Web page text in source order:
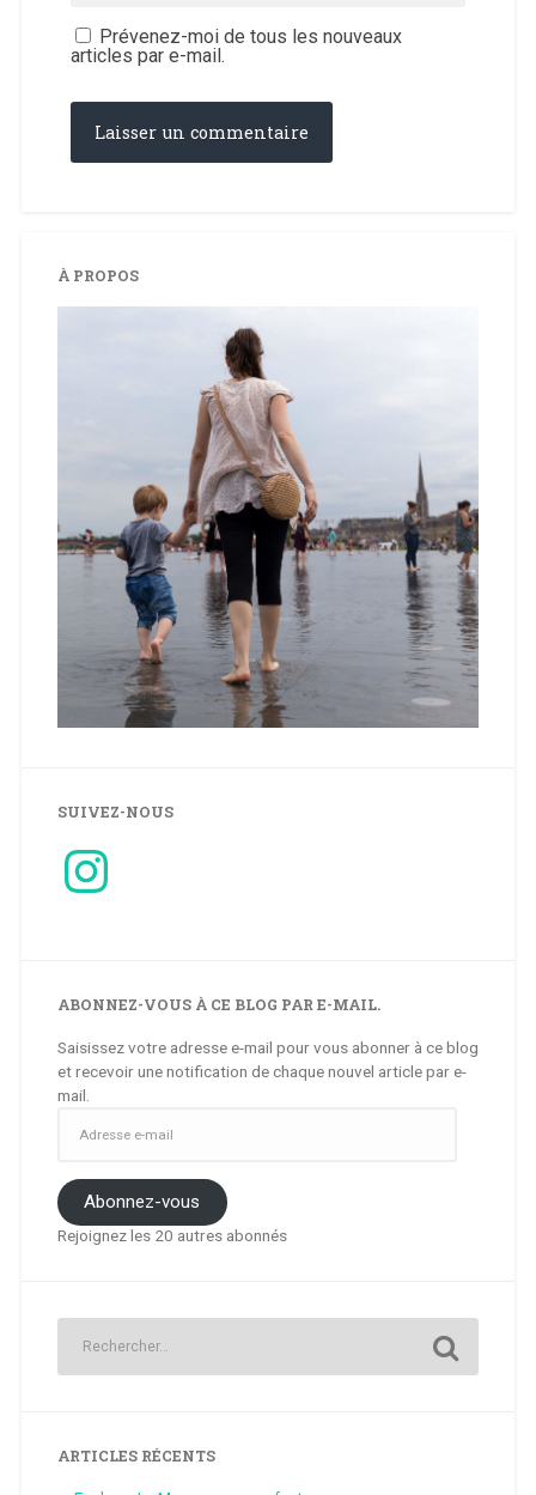
Prévenez-moi de tous les nouveaux
articles par e-mail.
À PROPOS
SUIVEZ-NOUS
Instagram
ABONNEZ-VOUS À CE BLOG PAR E-MAIL.
Saisissez votre adresse e-mail pour vous abonner à ce blog
et recevoir une notification de chaque nouvel article par e-
mail.
mail
Abonnez-vous
Rejoignez les 20 autres abonnés
ARTICLES RÉCENTS